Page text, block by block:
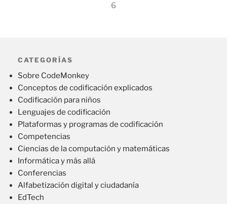
6
CATEGORÍAS
Sobre CodeMonkey
Conceptos de codificación explicados
Codificación para niños
Lenguajes de codificación
Plataformas y programas de codificación
Competencias
Ciencias de la computación y matemáticas
Informática y más allá
Conferencias
Alfabetización digital y ciudadanía
EdTech